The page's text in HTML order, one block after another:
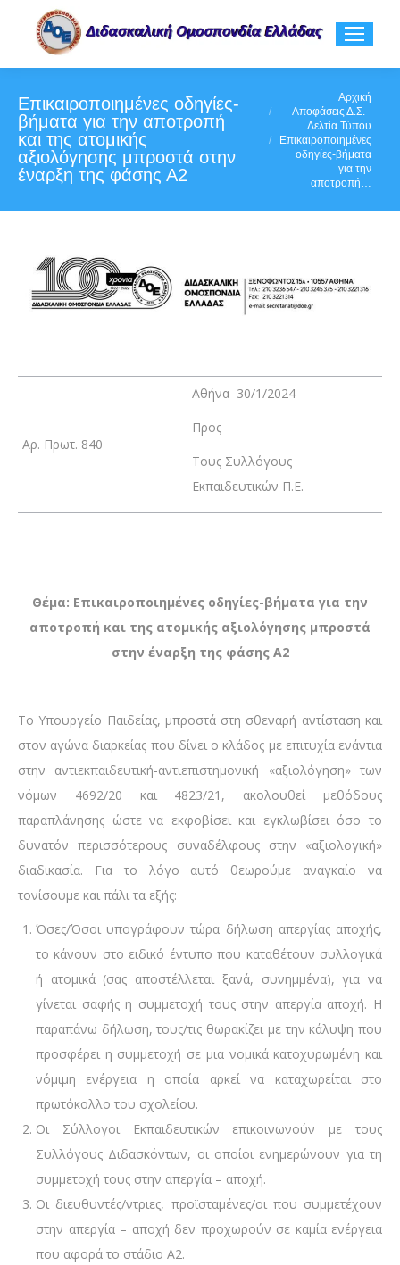
Επικαιροποιημένες οδηγίες-
βήματα για την αποτροπή
και της ατομικής
αξιολόγησης μπροστά στην
έναρξη της φάσης Α2
Αρχική
Αποφάσεις Δ.Σ. -
Δελτία Τύπου
Επικαιροποιημένες
οδηγίες-βήματα
για την
αποτροπή…
Αρ. Πρωτ. 840
Αθήνα 30/1/2024
Προς
Τους Συλλόγους
Εκπαιδευτικών Π.Ε.
Θέμα: Επικαιροποιημένες οδηγίες-βήματα για την
αποτροπή και της ατομικής αξιολόγησης μπροστά
στην έναρξη της φάσης Α2
Το Υπουργείο Παιδείας, μπροστά στη σθεναρή αντίσταση και
στον αγώνα διαρκείας που δίνει ο κλάδος με επιτυχία ενάντια
στην αντιεκπαιδευτική-αντιεπιστημονική «αξιολόγηση» των
νόμων 4692/20 και 4823/21, ακολουθεί μεθόδους
παραπλάνησης ώστε να εκφοβίσει και εγκλωβίσει όσο το
δυνατόν περισσότερους συναδέλφους στην «αξιολογική»
διαδικασία. Για το λόγο αυτό θεωρούμε αναγκαίο να
τονίσουμε και πάλι τα εξής:
Όσες/Όσοι υπογράφουν τώρα δήλωση απεργίας αποχής,
το κάνουν στο ειδικό έντυπο που καταθέτουν συλλογικά
ή ατομικά (σας αποστέλλεται ξανά, συνημμένα), για να
γίνεται σαφής η συμμετοχή τους στην απεργία αποχή. Η
παραπάνω δήλωση, τους/τις θωρακίζει με την κάλυψη που
προσφέρει η συμμετοχή σε μια νομικά κατοχυρωμένη και
νόμιμη ενέργεια η οποία αρκεί να καταχωρείται στο
πρωτόκολλο του σχολείου.
Οι Σύλλογοι Εκπαιδευτικών επικοινωνούν με τους
Συλλόγους Διδασκόντων, οι οποίοι ενημερώνουν για τη
συμμετοχή τους στην απεργία – αποχή.
Οι διευθυντές/ντριες, προϊσταμένες/οι που συμμετέχουν
στην απεργία – αποχή δεν προχωρούν σε καμία ενέργεια
που αφορά το στάδιο Α2.